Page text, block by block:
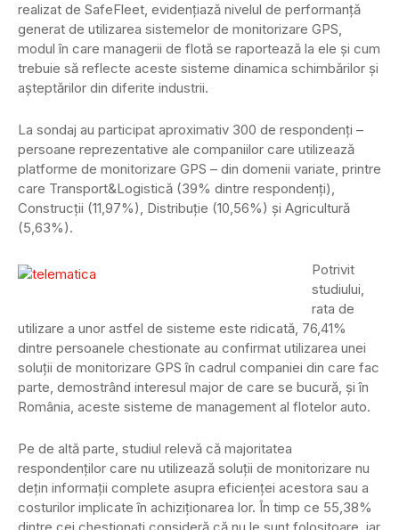
realizat de SafeFleet, evidenţiază nivelul de performanţă
generat de utilizarea sistemelor de monitorizare GPS,
modul în care managerii de flotă se raportează la ele şi cum
trebuie să reflecte aceste sisteme dinamica schimbărilor şi
aşteptărilor din diferite industrii.
La sondaj au participat aproximativ 300 de respondenţi –
persoane reprezentative ale companiilor care utilizează
platforme de monitorizare GPS – din domenii variate, printre
care Transport&Logistică (39% dintre respondenţi),
Construcţii (11,97%), Distribuţie (10,56%) şi Agricultură
(5,63%).
Potrivit
studiului,
rata de
utilizare a unor astfel de sisteme este ridicată, 76,41%
dintre persoanele chestionate au confirmat utilizarea unei
soluţii de monitorizare GPS în cadrul companiei din care fac
parte, demostrând interesul major de care se bucură, şi în
România, aceste sisteme de management al flotelor auto.
Pe de altă parte, studiul relevă că majoritatea
respondenţilor care nu utilizează soluţii de monitorizare nu
deţin informaţii complete asupra eficienţei acestora sau a
costurilor implicate în achiziţionarea lor. În timp ce 55,38%